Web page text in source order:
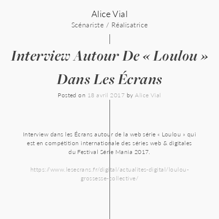
Alice Vial
Scénariste / Réalisatrice
Interview Autour De « Loulou »
Dans Les Écrans
Posted on 18 avril 2017 byAlice Vial
Interview dans les Écrans autour de la web série « Loulou » qui
est en compétition internationale des séries web & digitales
du Festival Série Mania 2017.
https://www.lesecrans.fr/digital/actualites-digital/loulou-
grossesse-collective/